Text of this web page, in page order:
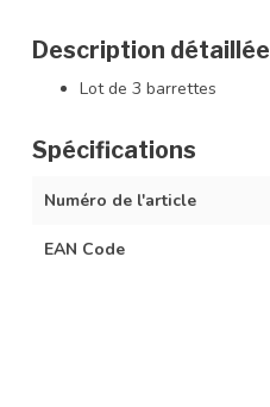
Description détaillée
Lot de 3 barrettes
Spécifications
Numéro de l'article
EAN Code